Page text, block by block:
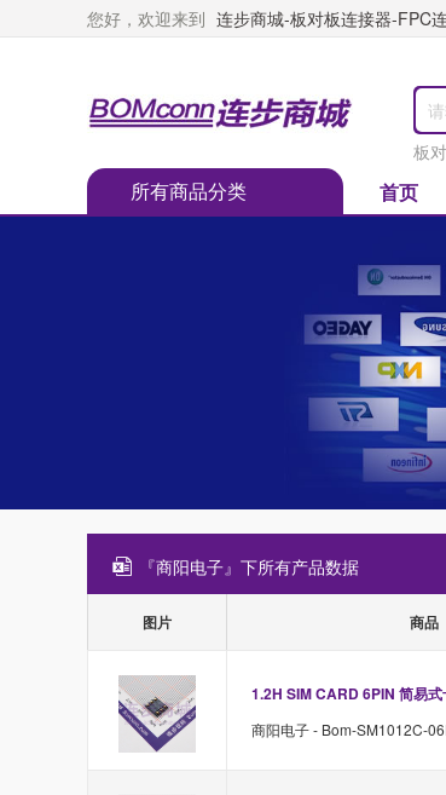
您好，欢迎来到 连步商城-板对板连接器-FPC
板
所有商品分类 首页
『商阳电子』下所有产品数据
图片 商品
1.2H SIM CARD 6PIN 简易
商阳电子 - Bom-SM1012C-